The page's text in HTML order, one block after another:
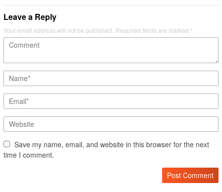
Leave a Reply
Your email address will not be published. Required fields are marked *
Save my name, email, and website in this browser for the next
time I comment.